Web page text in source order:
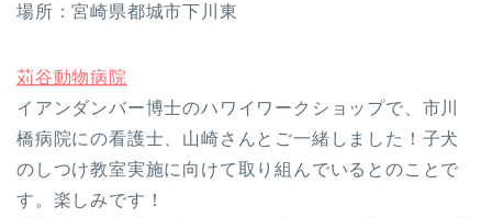
場所：宮崎県都城市下川東
苅谷動物病院
イアンダンバー博士のハワイワークショップで、市川
橋病院にの看護士、山崎さんとご一緒しました！子犬
のしつけ教室実施に向けて取り組んでいるとのことで
す。楽しみです！